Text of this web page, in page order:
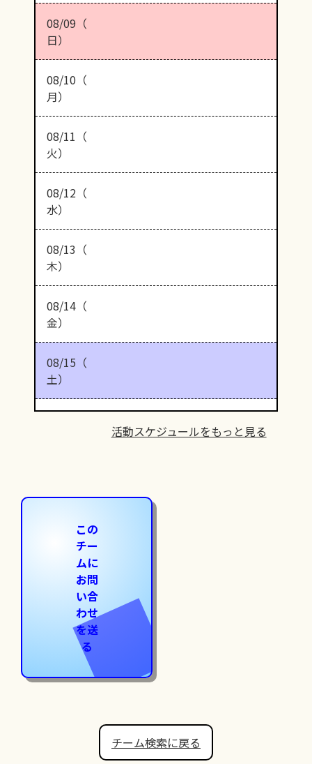
08/09（
日）
08/10（
月）
08/11（
火）
08/12（
水）
08/13（
木）
08/14（
金）
08/15（
土）
活動スケジュールをもっと見る
この
チー
ムに
お問
い合
わせ
を送
る
チーム検索に戻る